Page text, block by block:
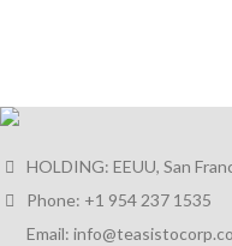
HOLDING: EEUU, San
Phone: +1 954 237 1535
Email: